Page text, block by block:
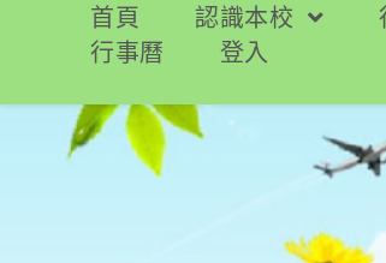
要
首頁 認識本校
行事曆
登入